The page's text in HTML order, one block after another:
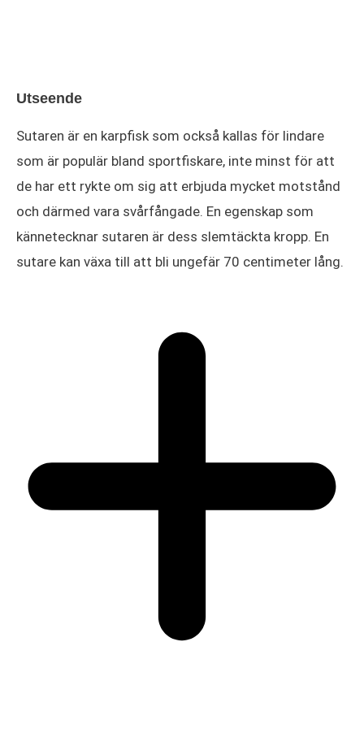
Utseende
Sutaren är en karpfisk som också kallas för lindare
som är populär bland sportfiskare, inte minst för att
de har ett rykte om sig att erbjuda mycket motstånd
och därmed vara svårfångade. En egenskap som
kännetecknar sutaren är dess slemtäckta kropp. En
sutare kan växa till att bli ungefär 70 centimeter lång.